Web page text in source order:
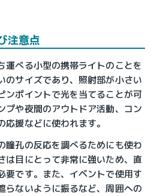
注意点
運べる小型の携帯ライトのことを
のサイズであり、照射部が小さい
ンポイントで光を当てることが可
プや夜間のアウトドア活動、コン
援などに使われます。
瞳孔の反応を調べるためにも使わ
は目にとって非常に強いため、直
要です。また、イベントで使用す
らないように振るなど、周囲への